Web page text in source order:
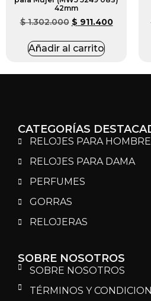
42mm
$1.302.000 $ 911.400
Añadir al carrito
CATEGORÍAS
RELOJES PARA HOMBRE
RELOJES PARA DAMA
PERFUMES
GORRAS
RELOJERAS
SOBRE NOSOTROS
SOBRE NOSOTROS
TÉRMINOS Y